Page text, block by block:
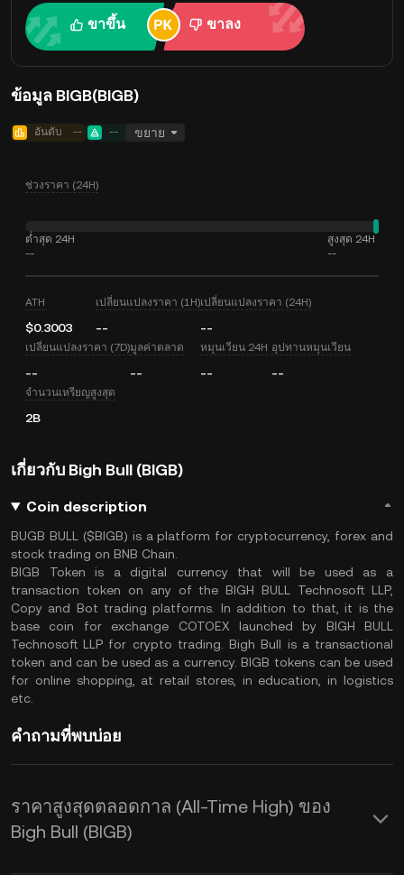
ขาขึ้น ขาลง
ข้อมูล BIGB(BIGB)
อันดับ -- -- ขยาย
ช่วงราคา (24H)
ต่ำสุด 24H
--
สูงสุด 24H
--
ATH
$0.3003
เปลี่ยนแปลงราคา (1H)
--
เปลี่ยนแปลงราคา (24H)
--
เปลี่ยนแปลงราคา (7D)
--
มูลค่าตลาด
--
หมุนเวียน 24H
--
อุปทานหมุนเวียน
--
จำนวนเหรียญสูงสุด
2B
เกี่ยวกับ Bigh Bull (BIGB)
Coin description
BUGB BULL ($BIGB) is a platform for cryptocurrency, forex and
stock trading on BNB Chain.
BIGB Token is a digital currency that will be used as a
transaction token on any of the BIGH BULL Technosoft LLP,
Copy and Bot trading platforms. In addition to that, it is the
base coin for exchange COTOEX launched by BIGH BULL
Technosoft LLP for crypto trading. Bigh Bull is a transactional
token and can be used as a currency. BIGB tokens can be used
for online shopping, at retail stores, in education, in logistics
etc.
คำถามที่พบบ่อย
ราคาสูงสุดตลอดกาล (All-Time High) ของ
Bigh Bull (BIGB)